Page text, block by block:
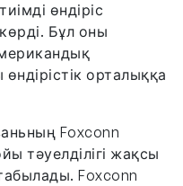
өндіріс
Бұл оны
орталыққа
Foxconn
тәуелділігі жақсы
Foxconn